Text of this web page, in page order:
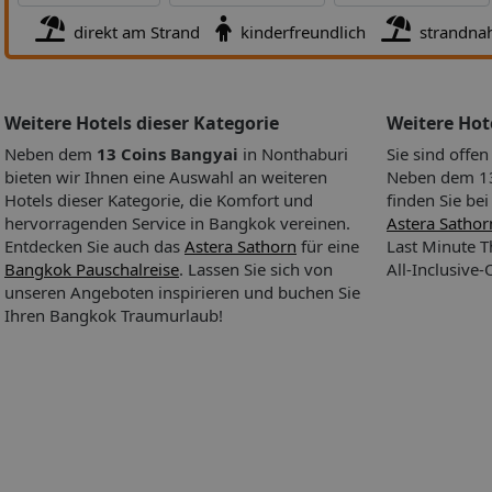
von Ausflügen wird am Tourdesk geboten. Wer mit dem
anreist, kann es auf dem Parkplatz der Unterbringung abstellen.
werden gängige Kreditkarten wie Visa und MasterCard als
Hoteleröffnung: 2002
Letzte Komplettrenovierung: 2009
Zahlungsarten: TUI Card / VISA, MasterCard
Parkmöglichkeiten: Parkplatz (nach Verfügbarkeit),
gegen Gebühr
Tagungseinrichtungen: Konferenzräume: 1
Zimmer: 50
Landeskategorie: 3 Sterne
Essen & Trinken:Die gastronomischen Einrichtungen umfassen
direkt am Strand kinderfreundlich
Weitere Hotels dieser Kategorie
Neben dem 13 Coins Bangyai in Nonthaburi
bieten wir Ihnen eine Auswahl an weiteren
Hotels dieser Kategorie, die Komfort und
hervorragenden Service in Bangkok vereinen.
Entdecken Sie auch das Astera Sathorn für eine
Bangkok Pauschalreise. Lassen Sie sich von
unseren Angeboten inspirieren und buchen Sie
Ihren Bangkok Traumurlaub!
Weitere
Sie sind
Neben dem
finden Sie
Astera
Last Minute
All-Inclusive-